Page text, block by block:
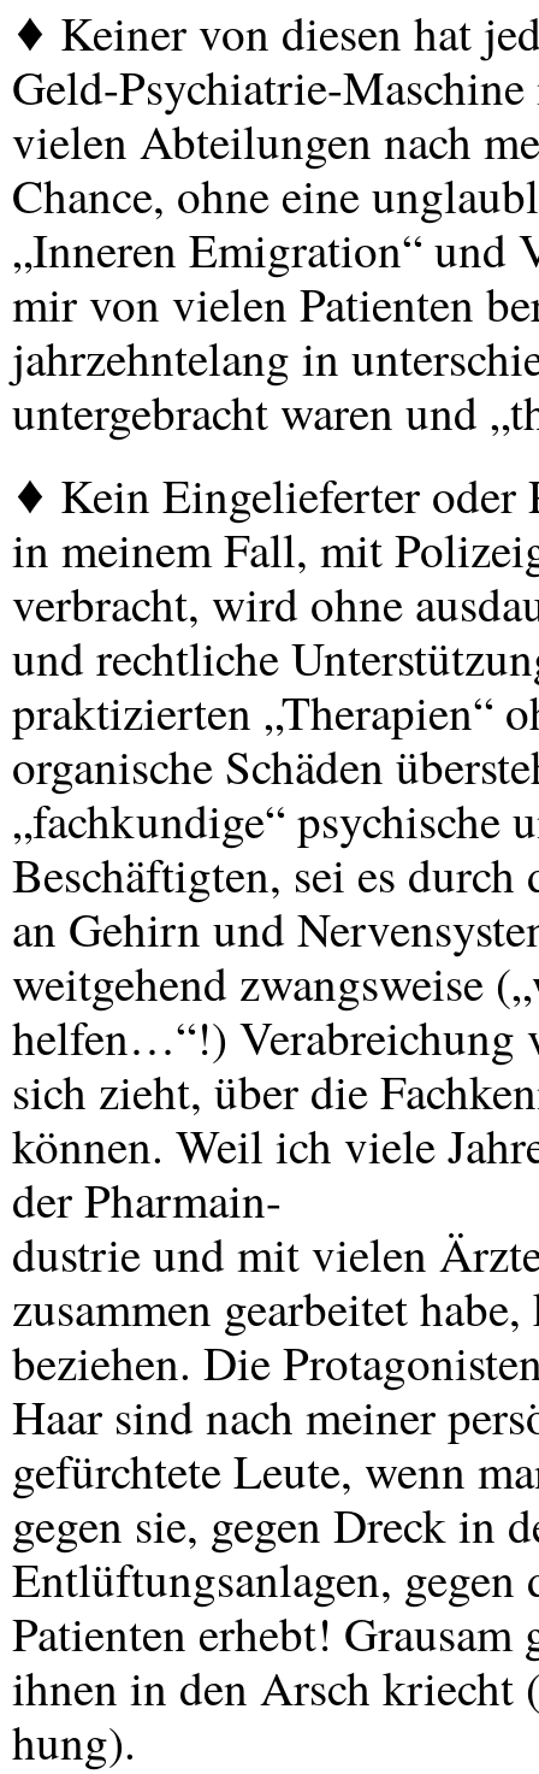
♦ Keiner von diesen hat
Geld-Psychiatrie-
vielen Abteilungen nach
Chance, ohne eine
„Inneren Emigration“ und
mir von vielen Patienten
jahrzehntelang in
untergebracht waren und
♦ Kein Eingelieferter
in meinem Fall, mit
verbracht, wird ohne
und rechtliche
praktizierten „Therapien“
organische Schäden
„fachkundige“ psychische
Beschäftigten, sei es durch
an Gehirn und
weitgehend zwangsweise
helfen…“!) Verabreichung
sich zieht, über die
können. Weil ich viele
der Pharmain-
dustrie und mit vielen
zusammen gearbeitet
beziehen. Die
Haar sind nach meiner
gefürchtete Leute, wenn
gegen sie, gegen Dreck in
Entlüftungsanlagen,
Patienten erhebt!
ihnen in den Arsch kriecht
hung).